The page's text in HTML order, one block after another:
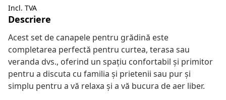
Incl. TVA
Descriere
Acest set de canapele pentru grădină este
completarea perfectă pentru curtea, terasa sau
veranda dvs., oferind un spațiu confortabil și primitor
pentru a discuta cu familia și prietenii sau pur și
simplu pentru a vă relaxa și a vă bucura de aer liber.